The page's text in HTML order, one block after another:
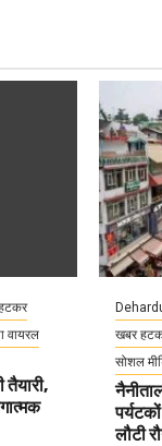
वायरल
खबर
सोशल
लौटी